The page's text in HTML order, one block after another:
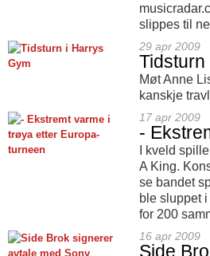
slippes til
29 apr 2009
Møt Anne
kanskje
17 apr 2009
-
I kveld
A King.
se bandet
ble sluppet
for 200
16 apr 2009
Side